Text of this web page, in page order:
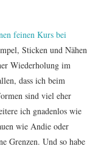
feinen Kurs bei
Sticken und Nähen
Wiederholung im
dass ich beim
sind viel eher
ich gnadenlos wie
wie Andie oder
Grenzen. Und so habe